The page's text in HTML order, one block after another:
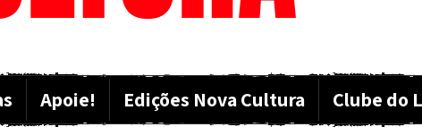
Apoie! Edições Nova Cultura Clube do